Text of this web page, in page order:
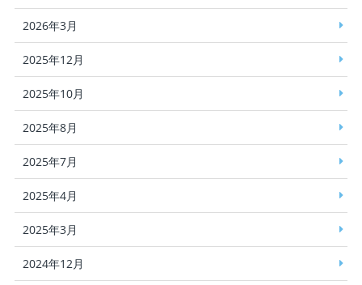
2026年3月
2025年12月
2025年10月
2025年8月
2025年7月
2025年4月
2025年3月
2024年12月